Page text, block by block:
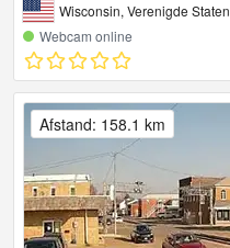
Wisconsin, Verenigde Staten
Webcam online
Afstand: 158.1 km